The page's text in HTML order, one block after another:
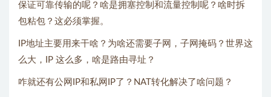
保证可靠传输的呢？啥是拥塞控制和流量控制呢？啥时拆
包粘包？这必须掌握。
IP地址主要用来干啥？为啥还需要子网，子网掩码？世界这
么大，IP 这么多，啥是路由寻址？
咋就还有公网IP和私网IP了？NAT转化解决了啥问题？